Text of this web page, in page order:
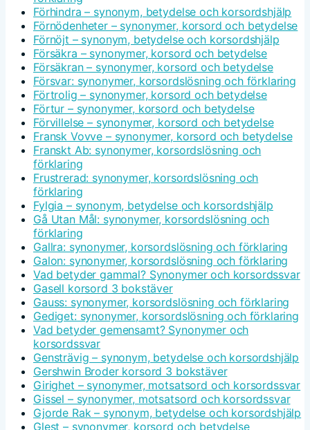
Förhindra – synonym, betydelse och korsordshjälp
Förnödenheter – synonymer, korsord och betydelse
Förnöjt – synonym, betydelse och korsordshjälp
Försäkra – synonymer, korsord och betydelse
Försäkran – synonymer, korsord och betydelse
Försvar: synonymer, korsordslösning och förklaring
Förtrolig – synonymer, korsord och betydelse
Förtur – synonymer, korsord och betydelse
Förvillelse – synonymer, korsord och betydelse
Fransk Vovve – synonymer, korsord och betydelse
Franskt Ab: synonymer, korsordslösning och
förklaring
Frustrerad: synonymer, korsordslösning och
förklaring
Fylgia – synonym, betydelse och korsordshjälp
Gå Utan Mål: synonymer, korsordslösning och
förklaring
Gallra: synonymer, korsordslösning och förklaring
Galon: synonymer, korsordslösning och förklaring
Vad betyder gammal? Synonymer och korsordssvar
Gasell korsord 3 bokstäver
Gauss: synonymer, korsordslösning och förklaring
Gediget: synonymer, korsordslösning och förklaring
Vad betyder gemensamt? Synonymer och
korsordssvar
Gensträvig – synonym, betydelse och korsordshjälp
Gershwin Broder korsord 3 bokstäver
Girighet – synonymer, motsatsord och korsordssvar
Gissel – synonymer, motsatsord och korsordssvar
Gjorde Rak – synonym, betydelse och korsordshjälp
Glest – synonymer, korsord och betydelse